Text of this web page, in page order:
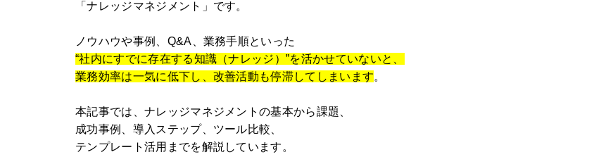
「ナレッジマネジメント」です。
ノウハウや事例、Q&A、業務手順といった
“社内にすでに存在する知識（ナレッジ）”を活かせていないと、
業務効率は一気に低下し、改善活動も停滞してしまいます。
本記事では、ナレッジマネジメントの基本から課題、
成功事例、導入ステップ、ツール比較、
テンプレート活用までを解説しています。